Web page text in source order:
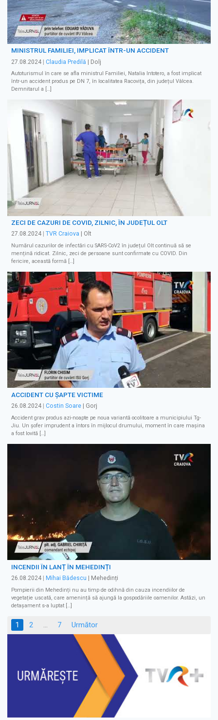
MINISTRUL FAMILIEI, IMPLICAT ÎNTR-UN ACCIDENT
27.08.2024 | Claudia Predilă | Dolj
Autoturismul în care se afla ministrul Familiei, Natalia Intotero, a fost implicat
într-un accident produs pe DN 7, în localitatea Racovița, din județul Vâlcea.
Demnitarul a […]
ZECI DE CAZURI DE COVID, ZILNIC, ÎN JUDEȚUL OLT
27.08.2024 TVR Craiova | Olt
Numărul cazurilor de infectări cu SARS-CoV2 în județul Olt continuă să se
mențină ridicat. Zilnic, zeci de persoane sunt confirmate cu COVID. Din
fericire, această formă […]
ACCIDENT CU ȘAPTE VICTIME
26.08.2024 Costin Soare | Gorj
Accident grav produs azi-noapte pe noua variantă ocolitoare a municipiului Tg-
Jiu. Un șofer imprudent a întors în mijlocul drumului, moment în care mașina
a fost lovită […]
INCENDII ÎN LANȚ ÎN MEHEDINȚI
26.08.2024 Mihai Bădescu | Mehedinți
Pompierii din Mehedinți nu au timp de odihnă din cauza incendiilor de
vegetație uscată, care amenință să ajungă la gospodăriile oamenilor. Astăzi, un
detașament s-a luptat […]
Paginație
1 2 … 7 Următor